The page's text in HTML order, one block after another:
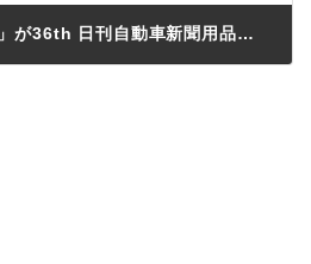
「ミリ波退突センサー」が36th 日刊自動車新聞用品大賞2023の大型車用品部門を受賞